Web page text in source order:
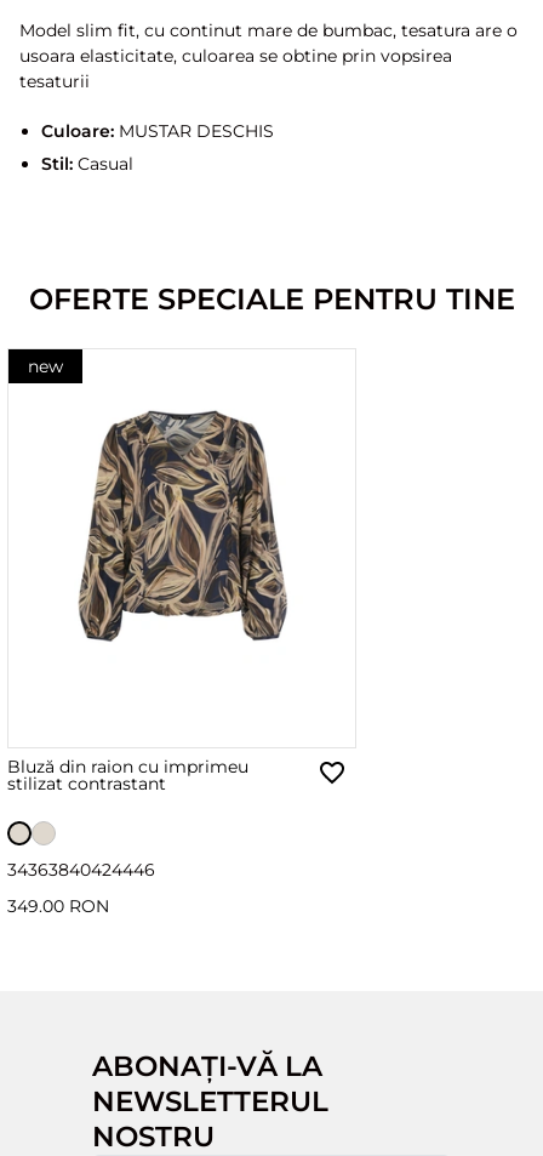
Model slim fit, cu continut mare de bumbac, tesatura are o
usoara elasticitate, culoarea se obtine prin vopsirea
tesaturii
Culoare:MUSTAR DESCHIS
Stil:Casual
OFERTE SPECIALE PENTRU TINE
new
Bluză din raion cu imprimeu
stilizat contrastant
34363840424446
349.00 RON
ABONAȚI-VĂ LA
NEWSLETTERUL
NOSTRU